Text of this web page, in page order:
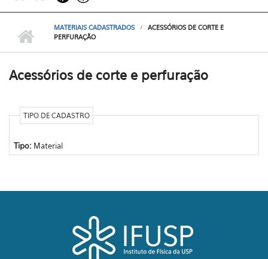
MATERIAIS CADASTRADOS
ACESSÓRIOS DE CORTE E
PERFURAÇÃO
Acessórios de corte e perfuração
TIPO DE CADASTRO
Tipo: Material